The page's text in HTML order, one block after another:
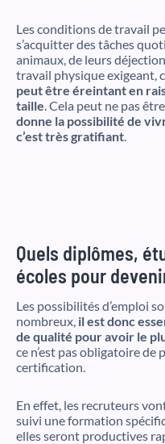
Les conditions de travail
s’acquitter des tâches
animaux, de leurs
travail physique exigeant,
peut être éreintant en
taille. Cela peut ne pas
donne la possibilité de
c’est très gratifiant.
Quels diplômes,
écoles pour
Les possibilités d’emploi
nombreux, il est donc
de qualité pour avoir le
ce n’est pas obligatoire
certification.
En effet, les recruteurs
suivi une formation
elles seront productives